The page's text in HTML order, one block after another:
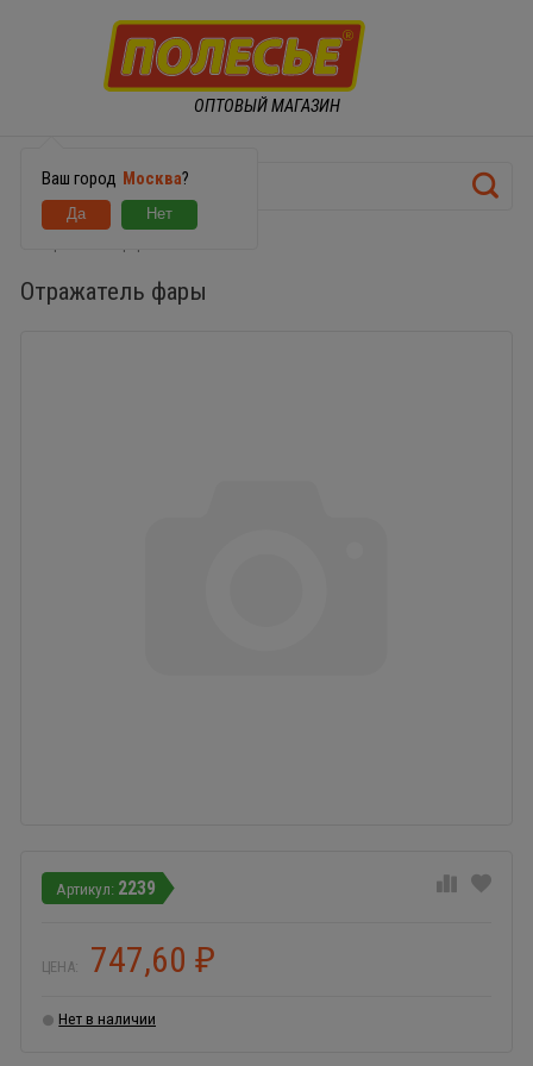
ОПТОВЫЙ МАГАЗИН
Ваш город Москва?
Отражатель фары
2239
ЦЕНА: 747,60 ₽
Нет в наличии